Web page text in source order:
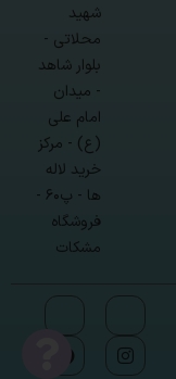
شهید
محلاتی -
بلوار شاهد
- میدان
امام علی
(ع) - مرکز
خرید لاله
ها - پ۶۰ -
فروشگاه
مشکات